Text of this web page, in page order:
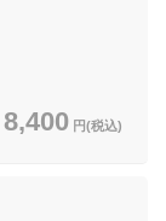
8,400 円(税込)